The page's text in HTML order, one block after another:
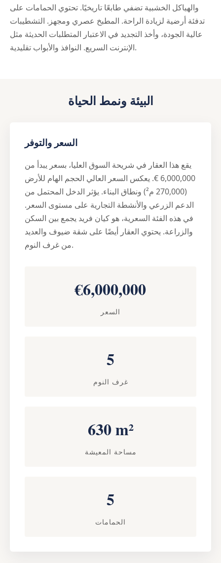
والهياكل الخشبية تضفي طابعًا تاريخيًا. تحتوي الحمامات على
تدفئة أرضية لزيادة الراحة. المطبخ عصري ومجهز. التشطيبات
عالية الجودة، وأخذ التجديد في الاعتبار المتطلبات الحديثة مثل
الإنترنت السريع. النوافذ والأبواب تقليدية.
البيئة ونمط الحياة
السعر والتوفر
يقع هذا العقار في شريحة السوق العليا، بسعر يبدأ من
6,000,000 €. يعكس السعر العالي الحجم الهام للأرض
(270,000 م²) ونطاق البناء. يؤثر الدخل المحتمل من
الدعم الزرعي والأنشطة التجارية على مستوى السعر.
في هذه الفئة السعرية، هو كيان فريد يجمع بين السكن
والزراعة. يحتوي العقار أيضًا على شقة ضيوف والعديد
من غرف النوم.
€6,000,000
السعر
5
غرف النوم
630 m²
مساحة المعيشة
5
الحمامات